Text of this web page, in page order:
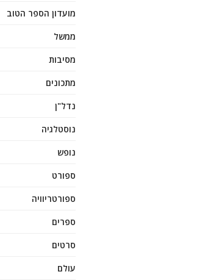
מועדון הספר הטוב
ממשל
מסיבות
מתכונים
נדל"ן
נוסטלגיה
נופש
ספורט
ספורטריוויה
ספרים
סרטים
עולם